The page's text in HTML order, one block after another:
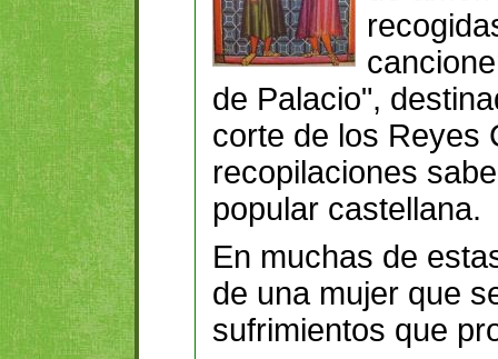
de Palacio",
corte de los Reyes
recopilaciones
popular castellana.
En muchas de
de una mujer que
sufrimientos que